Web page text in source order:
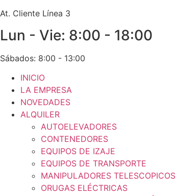
At. Cliente Línea 3
Lun - Vie: 8:00 - 18:00
Sábados: 8:00 - 13:00
INICIO
LA EMPRESA
NOVEDADES
ALQUILER
AUTOELEVADORES
CONTENEDORES
EQUIPOS DE IZAJE
EQUIPOS DE TRANSPORTE
MANIPULADORES TELESCOPICOS
ORUGAS ELÉCTRICAS